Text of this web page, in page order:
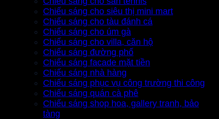
Chiếu sáng cho siêu thị mini mart
Chiếu sáng cho tàu đánh cá
Chiếu sáng cho úm gà
Chiếu sáng cho villa, căn hộ
Chiếu sáng đường phố
Chiếu sáng facade mặt tiền
Chiếu sáng nhà hàng
Chiếu sáng phục vụ công trường thi công
Chiếu sáng quán cà phê
Chiếu sáng shop hoa, gallery tranh, bảo
tàng